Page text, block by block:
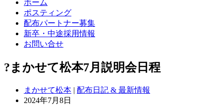
ホーム
ポスティング
配布パートナー募集
新卒・中途採用情報
お問い合せ
?まかせて松本7月説明会日程
まかせて松本 | 配布日記 & 最新情報
2024年7月8日